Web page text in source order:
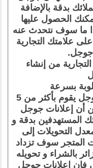
بدقة بالإضافة
الحصول عليها
ما سوف نتحدث عنه
علامتك التجارية
جوجل.
من إنشاء
عندما تعرف أن محرك البحث جوجل يقوم بأكثر من 5
أن إعلانات جوجل
المستهدفين بدقة و
التحويلات إلى
المتجر سوف تزداد
بالشراء و تحويله
فإن إعلانات جوجل